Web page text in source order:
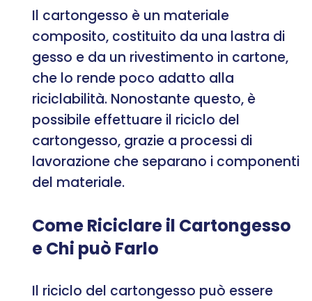
Il cartongesso è un materiale
composito, costituito da una lastra di
gesso e da un rivestimento in cartone,
che lo rende poco adatto alla
riciclabilità. Nonostante questo, è
possibile effettuare il riciclo del
cartongesso, grazie a processi di
lavorazione che separano i componenti
del materiale.
Come Riciclare il Cartongesso
e Chi può Farlo
Il riciclo del cartongesso può essere